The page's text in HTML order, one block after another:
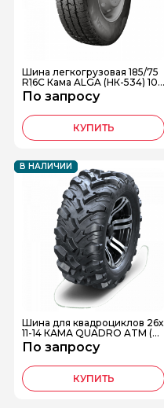
Шина легкогрузовая 185/75
R16C Кама ALGA (НК-534) 10
4/102R шип.
По запросу
КУПИТЬ
В НАЛИЧИИ
Шина для квадроциклов 26х
11-14 КАМА QUADRO ATM (Н
К-437)
По запросу
КУПИТЬ